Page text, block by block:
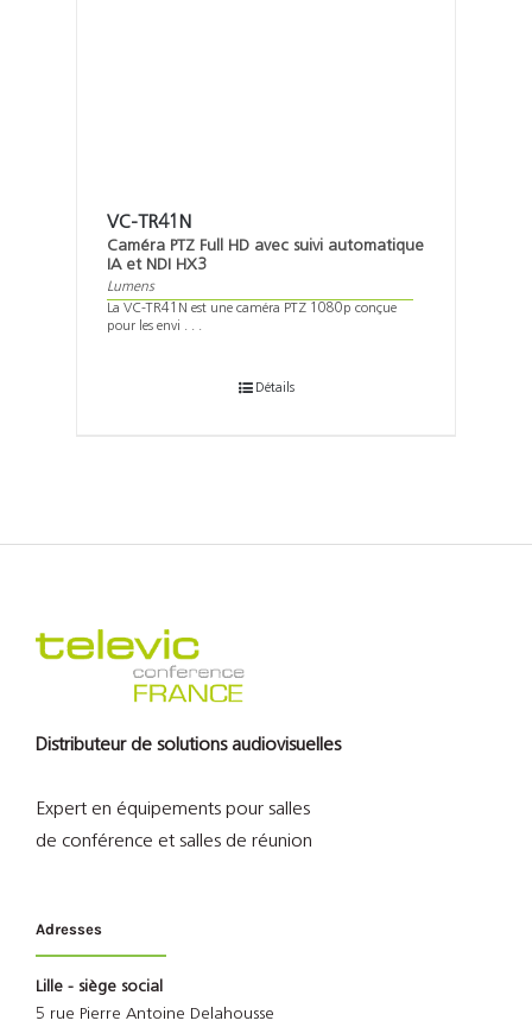
VC-TR41N
Caméra PTZ Full HD avec suivi automatique
IA et NDI HX3
Lumens
La VC-TR41N est une caméra PTZ 1080p conçue
pour les envi . . .
Détails
Distributeur de solutions audiovisuelles
Expert en équipements pour salles
de conférence et salles de réunion
Adresses
Lille - siège social
5 rue Pierre Antoine Delahousse